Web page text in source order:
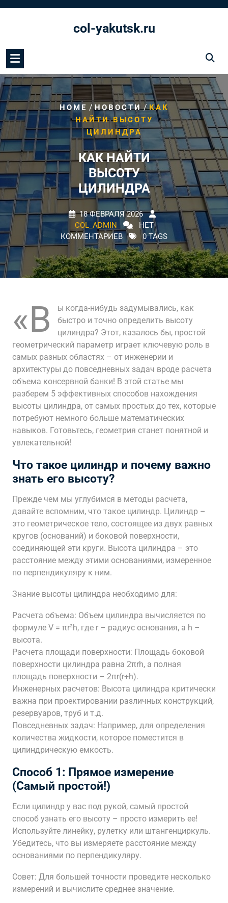
col-yakutsk.ru
HOME /НОВОСТИ/КАК
НАЙТИ ВЫСОТУ
ЦИЛИНДРА
КАК НАЙТИ
ВЫСОТУ
ЦИЛИНДРА
18 ФЕВРАЛЯ 2026
COL_ADMIN
НЕТ
КОММЕНТАРИЕВ
0 TAGS
«В
ы когда-нибудь задумывались, как
быстро и точно определить высоту
цилиндра? Этот, казалось бы, простой
геометрический параметр играет ключевую роль в
самых разных областях – от инженерии и
архитектуры до повседневных задач вроде расчета
объема консервной банки! В этой статье мы
разберем 5 эффективных способов нахождения
высоты цилиндра, от самых простых до тех, которые
потребуют немного больше математических
навыков. Готовьтесь, геометрия станет понятной и
увлекательной!
Что такое цилиндр и почему важно
знать его высоту?
Прежде чем мы углубимся в методы расчета,
давайте вспомним, что такое цилиндр. Цилиндр –
это геометрическое тело, состоящее из двух равных
кругов (оснований) и боковой поверхности,
соединяющей эти круги. Высота цилиндра – это
расстояние между этими основаниями, измеренное
по перпендикуляру к ним.
Знание высоты цилиндра необходимо для:
Расчета объема: Объем цилиндра вычисляется по
формуле V = πr²h, где r – радиус основания, а h –
высота.
Расчета площади поверхности: Площадь боковой
поверхности цилиндра равна 2πrh, а полная
площадь поверхности – 2πr(r+h).
Инженерных расчетов: Высота цилиндра критически
важна при проектировании различных конструкций,
резервуаров, труб и т.д.
Повседневных задач: Например, для определения
количества жидкости, которое поместится в
цилиндрическую емкость.
Способ 1: Прямое измерение
(Самый простой!)
Если цилиндр у вас под рукой, самый простой
способ узнать его высоту – просто измерить ее!
Используйте линейку, рулетку или штангенциркуль.
Убедитесь, что вы измеряете расстояние между
основаниями по перпендикуляру.
Совет: Для большей точности проведите несколько
измерений и вычислите среднее значение.